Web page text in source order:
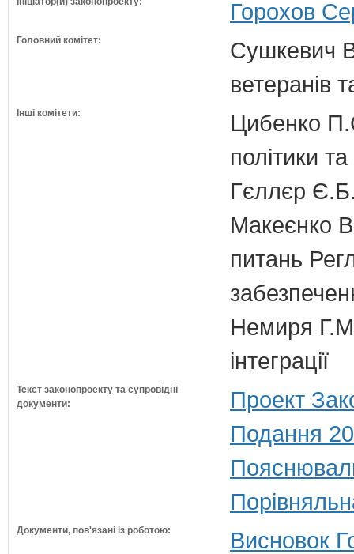
Горохов
Головний комітет:
Сушкевич
ветеранів
Інші комітети:
Цибенко
політики
Гєллєр
Макеєнко
питань
Немиря
інтеграції
Текст законопроекту та супровідні
документи:
Проект
Подання
Документи, пов'язані із роботою: Висновок